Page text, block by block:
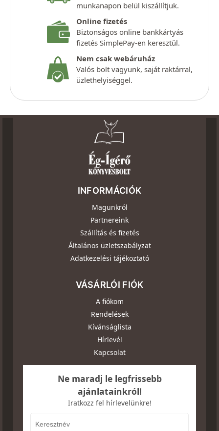
munkanapon belül kiszállítjuk.
Online fizetés
Biztonságos online bankkártyás
fizetés SimplePay-en keresztül.
Nem csak webáruház
Valós bolt vagyunk, saját raktárral,
üzlethelyiséggel.
INFORMÁCIÓK
Magunkról
Partnereink
Szállítás és fizetés
Általános üzletszabályzat
Adatkezelési tájékoztató
VÁSÁRLÓI FIÓK
A fiókom
Rendelések
Kívánságlista
Hírlevél
Kapcsolat
Ne maradj le legfrissebb
ajánlatainkról!
Iratkozz fel hírlevelünkre!